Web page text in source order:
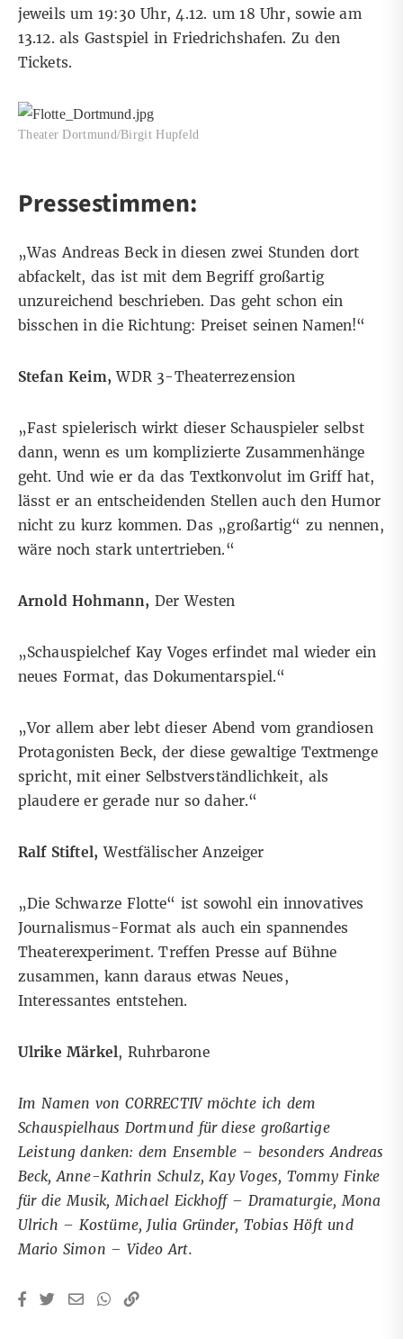
jeweils um 19:30 Uhr, 4.12. um 18 Uhr, sowie am
13.12. als Gastspiel in Friedrichshafen. Zu den
Tickets.
Theater Dortmund/Birgit Hupfeld
Pressestimmen:
„Was Andreas Beck in diesen zwei Stunden dort
abfackelt, das ist mit dem Begriff großartig
unzureichend beschrieben. Das geht schon ein
bisschen in die Richtung: Preiset seinen Namen!“
Stefan Keim, WDR 3-Theaterrezension
„Fast spielerisch wirkt dieser Schauspieler selbst
dann, wenn es um komplizierte Zusammenhänge
geht. Und wie er da das Textkonvolut im Griff hat,
lässt er an entscheidenden Stellen auch den Humor
nicht zu kurz kommen. Das „großartig“ zu nennen,
wäre noch stark untertrieben.“
Arnold Hohmann, Der Westen
„Schauspielchef Kay Voges erfindet mal wieder ein
neues Format, das Dokumentarspiel.“
„Vor allem aber lebt dieser Abend vom grandiosen
Protagonisten Beck, der diese gewaltige Textmenge
spricht, mit einer Selbstverständlichkeit, als
plaudere er gerade nur so daher.“
Ralf Stiftel, Westfälischer Anzeiger
„Die Schwarze Flotte“ ist sowohl ein innovatives
Journalismus-Format als auch ein spannendes
Theaterexperiment. Treffen Presse auf Bühne
zusammen, kann daraus etwas Neues,
Interessantes entstehen.
Ulrike Märkel, Ruhrbarone
Im Namen von CORRECTIV möchte ich dem
Schauspielhaus Dortmund für diese großartige
Leistung danken: dem Ensemble – besonders Andreas
Beck, Anne-Kathrin Schulz, Kay Voges, Tommy Finke
für die Musik, Michael Eickhoff – Dramaturgie, Mona
Ulrich – Kostüme, Julia Gründer, Tobias Höft und
Mario Simon – Video Art.